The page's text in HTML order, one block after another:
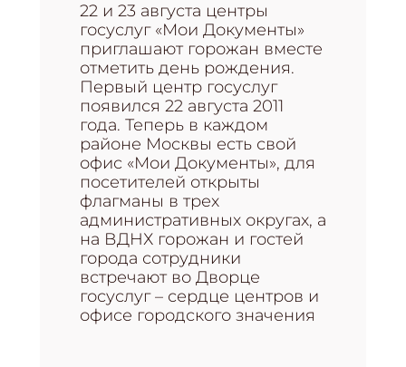
22 и 23 августа центры
госуслуг «Мои Документы»
приглашают горожан вместе
отметить день рождения.
Первый центр госуслуг
появился 22 августа 2011
года. Теперь в каждом
районе Москвы есть свой
офис «Мои Документы», для
посетителей открыты
флагманы в трех
административных округах, а
на ВДНХ горожан и гостей
города сотрудники
встречают во Дворце
госуслуг – сердце центров и
офисе городского значения